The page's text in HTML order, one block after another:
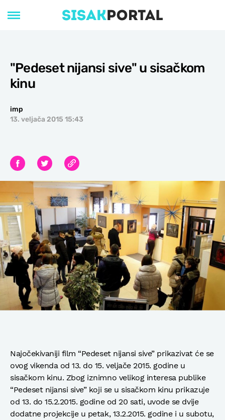
"Pedeset nijansi sive" u sisačkom
kinu
imp
13. veljača 2015 15:43
Najočekivaniji film “Pedeset nijansi sive” prikazivat će se
ovog vikenda od 13. do 15. veljače 2015. godine u
sisačkom kinu. Zbog iznimno velikog interesa publike
“Pedeset nijansi sive” koji se u sisačkom kinu prikazuje
od 13. do 15.2.2015. godine od 20 sati, uvode se dvije
dodatne projekcije u petak, 13.2.2015. godine i u subotu,